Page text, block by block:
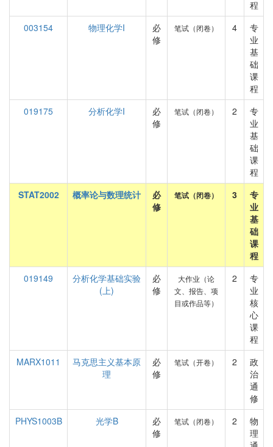
程
003154
物理化学I
必
修
笔试（闭卷） 4
专
业
基
础
课
程
019175
分析化学I
必
修
笔试（闭卷） 2
专
业
基
础
课
程
STAT2002
概率论与数理统计
必
修
笔试（闭卷） 3
专
业
基
础
课
程
019149
分析化学基础实验
(上)
必
修
大作业（论
文、报告、项
目或作品等）
2
专
业
核
心
课
程
MARX1011
马克思主义基本原
理
必
修
笔试（开卷） 2
政
治
通
修
PHYS1003B
光学B
必
修
笔试（闭卷） 2
物
理